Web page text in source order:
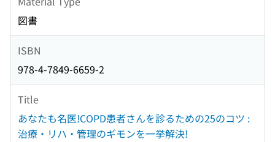
図書
ISBN
978-4-7849-6659-2
Title
あなたも名医!COPD患者さんを診るための25のコツ :
治療・リハ・管理のギモンを一挙解決!